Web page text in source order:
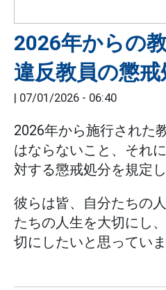
2026年からの
違反教員の懲戒
| 07/01/2026 - 06:40
2026年から施行された
はならないこと、それ
対する懲戒処分を規定し
彼らは皆、自分たちの
たちの人生を大切にし
切にしたいと思っていま